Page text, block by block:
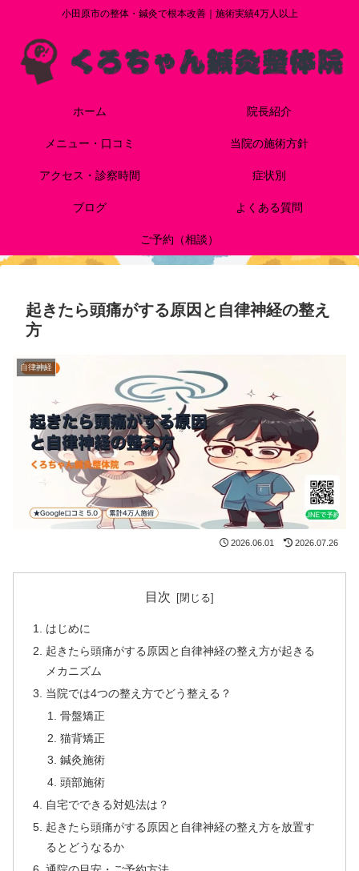
小田原市の整体・鍼灸で根本改善｜施術実績4万人以上
ホーム 院長紹介
メニュー・口コミ 当院の施術方針
アクセス・診察時間 症状別
ブログ よくある質問
ご予約（相談）
起きたら頭痛がする原因と自律神経の整え
方
自律神経
2026.06.01 2026.07.26
目次
はじめに
起きたら頭痛がする原因と自律神経の整え方が起きる
メカニズム
当院では4つの整え方でどう整える？
骨盤矯正
猫背矯正
鍼灸施術
頭部施術
自宅でできる対処法は？
起きたら頭痛がする原因と自律神経の整え方を放置す
るとどうなるか